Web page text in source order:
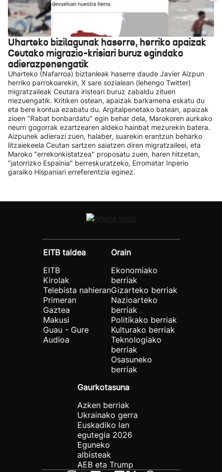
Uharteko bizilagunak haserre, herriko apaizak
Ceutako migrazio-krisiari buruz egindako
adierazpenengatik
Uharteko (Nafarroa) biztanleak haserre daude Javier Aizpun
herriko parrokoarekin, X sare sozialean (lehengo Twitter)
migratzaileak Ceutara iristeari buruz zabaldu zituen
mezuengatik. Kritiken ostean, apaizak barkamena eskatu du
eta bere kontua ezabatu du. Argitalpenetako batean, apaizak
zioen "Rabat bonbardatu" egin behar dela, Marokoren aurkako
neurri gogorrak ezartzearen aldeko hainbat mezurekin batera.
Aizpunek adierazi zuen, halaber, suarekin erantzun beharko
litzaiekeela Ceutan sartzen saiatzen diren migratzaileei, eta
Maroko "errekonkistatzea" proposatu zuen, haren hitzetan,
"jatorrizko Espainia" berreskuratzeko, Erromatar Inperio
garaiko Hispaniari erreferentzia eginez.
EITB taldea
EITB
Kirolak
Telebista nahieran
Primeran
Gaztea
Makusi
Guau - Gure
Audioa
Orain
Ekonomiako
berriak
Gizarteko berriak
Nazioarteko
berriak
Politikako berriak
Kulturako berriak
Teknologiako
berriak
Osasuneko
berriak
Gaurkotasuna
Azken berriak
Ukrainako gerra
Euskadiko lan
egutegia 2026
Eguneko
albisteak
AEB eta Trump